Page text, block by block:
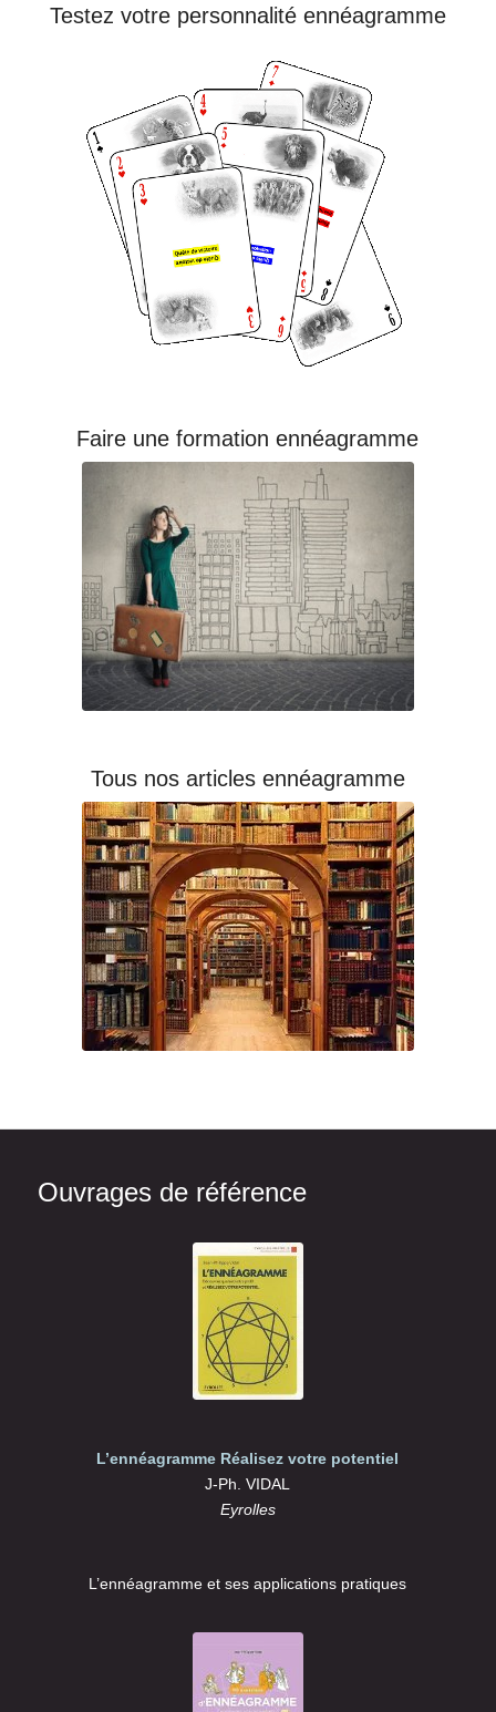
Testez votre personnalité ennéagramme
Faire une formation ennéagramme
Tous nos articles ennéagramme
Ouvrages de référence
L’ennéagramme Réalisez votre potentiel
J-Ph. VIDAL
Eyrolles
L’ennéagramme et ses applications pratiques